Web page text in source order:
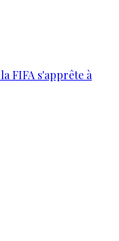
FIFA s'apprête à